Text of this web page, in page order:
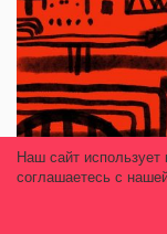
«Я будто
— дочь
Наш сайт
соглашаетесь с